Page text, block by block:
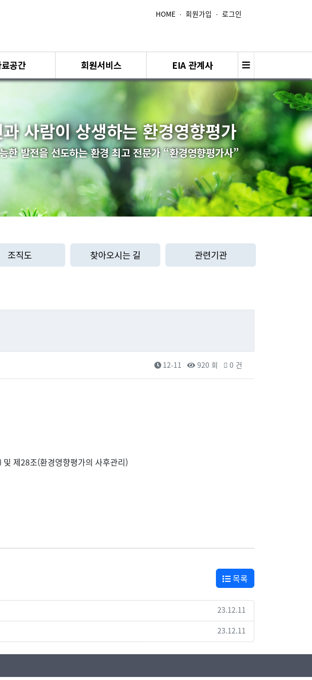
HOME ∙ 회원가입 ∙ 로그인
공간 회원서비스 EIA 관계사
사람이 상생하는 환경영향평가
한 발전을 선도하는 환경 최고 전문가 “환경영향평가사”
조직도 찾아오시는 길 관련기관
12-11 920 회 0 건
제28조(환경영향평가의 사후관리)
목록
23.12.11
23.12.11